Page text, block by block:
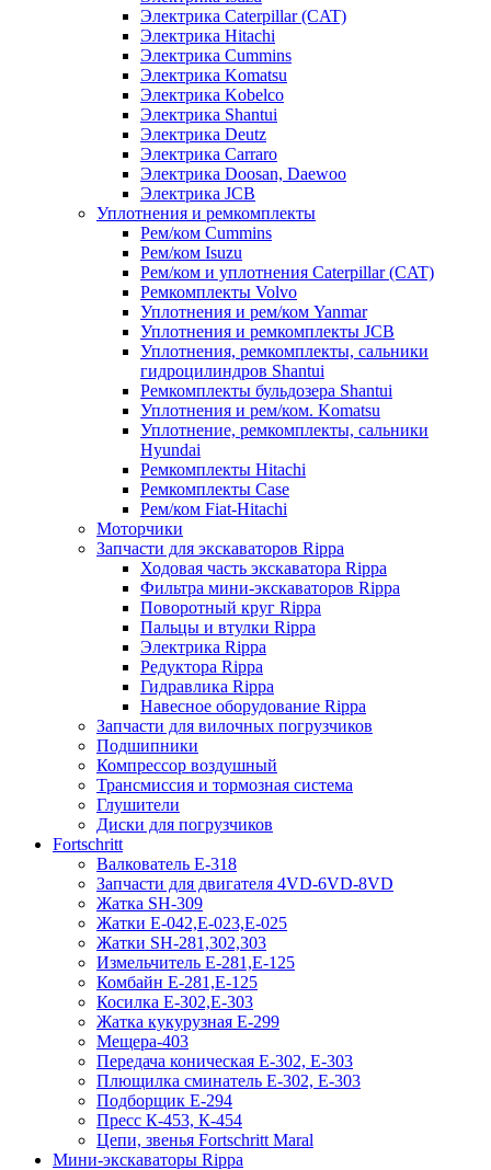
Электрика Caterpillar (CAT)
Электрика Hitachi
Электрика Cummins
Электрика Komatsu
Электрика Kobelco
Электрика Shantui
Электрика Deutz
Электрика Carraro
Электрика Doosan, Daewoo
Электрика JCB
Уплотнения и ремкомплекты
Рем/ком Cummins
Рем/ком Isuzu
Рем/ком и уплотнения Caterpillar (CAT)
Ремкомплекты Volvo
Уплотнения и рем/ком Yanmar
Уплотнения и ремкомплекты JCB
Уплотнения, ремкомплекты, сальники
гидроцилиндров Shantui
Ремкомплекты бульдозера Shantui
Уплотнения и рем/ком. Komatsu
Уплотнение, ремкомплекты, сальники
Hyundai
Ремкомплекты Hitachi
Ремкомплекты Case
Рем/ком Fiat-Hitachi
Моторчики
Запчасти для экскаваторов Rippa
Ходовая часть экскаватора Rippa
Фильтра мини-экскаваторов Rippa
Поворотный круг Rippa
Пальцы и втулки Rippa
Электрика Rippa
Редуктора Rippa
Гидравлика Rippa
Навесное оборудование Rippa
Запчасти для вилочных погрузчиков
Подшипники
Компрессор воздушный
Трансмиссия и тормозная система
Глушители
Диски для погрузчиков
Fortschritt
Валкователь Е-318
Запчасти для двигателя 4VD-6VD-8VD
Жатка SH-309
Жатки Е-042,Е-023,Е-025
Жатки SH-281,302,303
Измельчитель Е-281,Е-125
Комбайн Е-281,Е-125
Косилка Е-302,Е-303
Жатка кукурузная Е-299
Мещера-403
Передача коническая Е-302, Е-303
Плющилка сминатель Е-302, Е-303
Подборщик Е-294
Пресс К-453, К-454
Цепи, звенья Fortschritt Maral
Мини-экскаваторы Rippa